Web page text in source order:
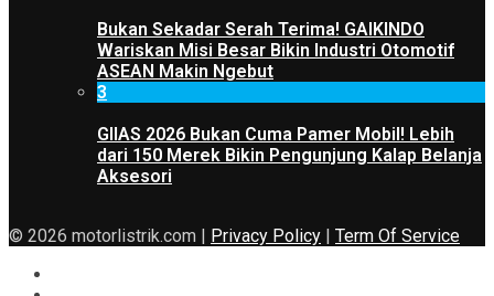
Bukan Sekadar Serah Terima! GAIKINDO
Wariskan Misi Besar Bikin Industri Otomotif
ASEAN Makin Ngebut
3
GIIAS 2026 Bukan Cuma Pamer Mobil! Lebih
dari 150 Merek Bikin Pengunjung Kalap Belanja
Aksesori
© 2026 motorlistrik.com | Privacy Policy Term Of Service